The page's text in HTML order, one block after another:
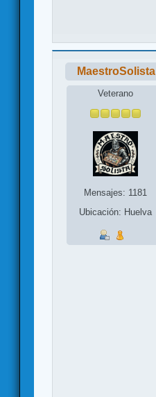
MaestroSolista
Veterano
Mensajes: 1181
Ubicación: Huelva